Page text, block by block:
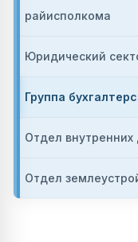
райисполкома
Юридический
Группа
Отдел
Отдел